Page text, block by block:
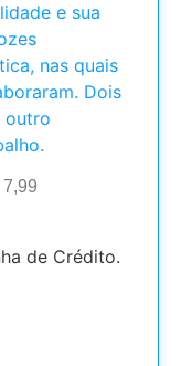
e sua
nas quais
Dois
outro
7,99
de Crédito.